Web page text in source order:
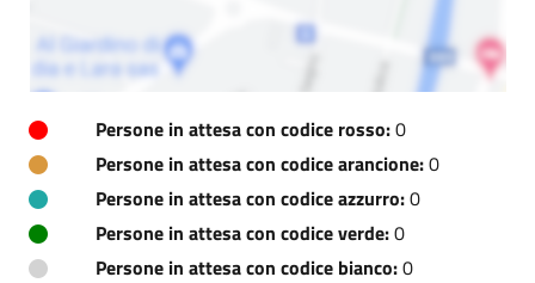
Persone in attesa con codice rosso:0
Persone in attesa con codice arancione:0
Persone in attesa con codice azzurro:0
Persone in attesa con codice verde:0
Persone in attesa con codice bianco:0